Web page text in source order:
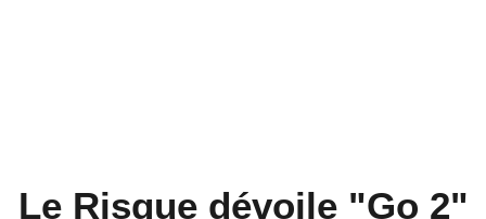
Le Risque dévoile "Go 2"